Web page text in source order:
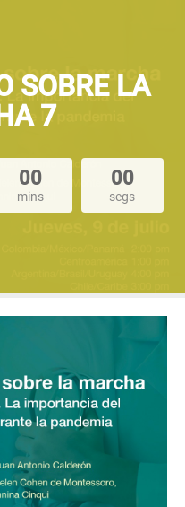
SOBRE LA
7
00
mins
00
segs